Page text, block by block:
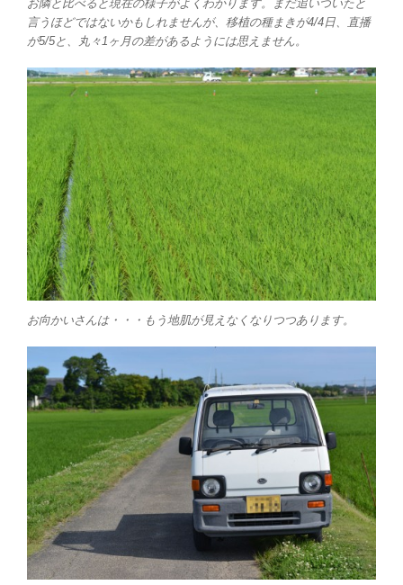
お隣と比べると現在の様子がよくわかります。まだ追いついたと
言うほどではないかもしれませんが、移植の種まきが4/4日、直播
が5/5と、丸々1ヶ月の差があるようには思えません。
お向かいさんは・・・もう地肌が見えなくなりつつあります。